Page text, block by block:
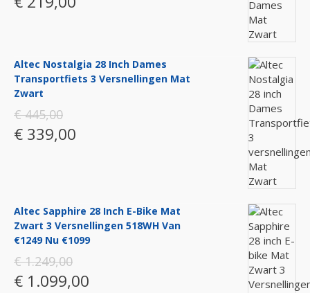
Altec Nostalgia 28 Inch Dames
Transportfiets 3 Versnellingen Mat
Zwart
€ 445,00
€ 339,00
Altec Sapphire 28 Inch E-Bike Mat
Zwart 3 Versnellingen 518WH Van
€1249 Nu €1099
€ 1.249,00
€ 1.099,00